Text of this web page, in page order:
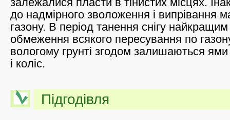
до надмірного зволоження і випрівання
газону. В період танення снігу
обмеження всякого пересування по
вологому грунті згодом залишаються ями
і коліс.
Підгодівля